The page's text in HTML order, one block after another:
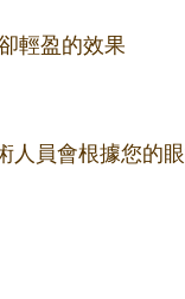
輕盈的效果
員會根據您的